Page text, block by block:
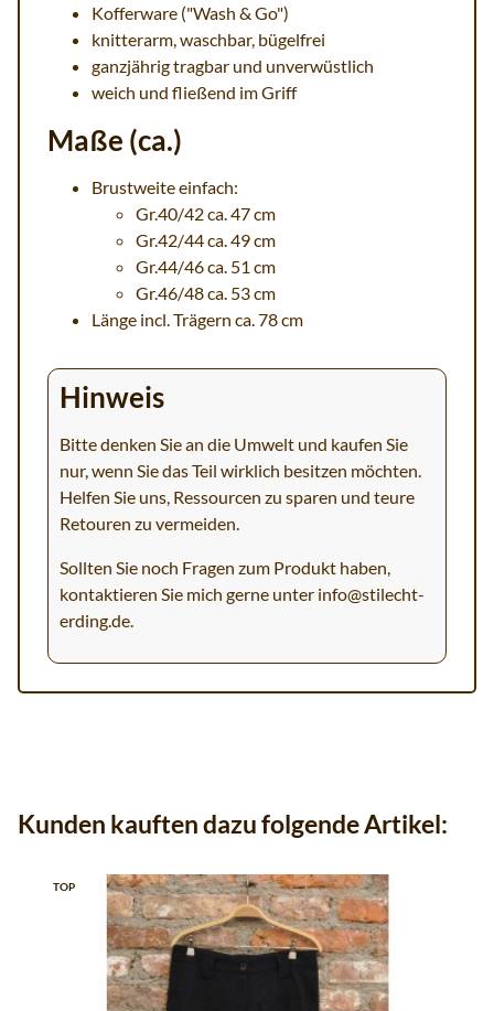
Kofferware ("Wash & Go")
knitterarm, waschbar, bügelfrei
ganzjährig tragbar und unverwüstlich
weich und fließend im Griff
Maße (ca.)
Brustweite einfach:
Gr.40/42 ca. 47 cm
Gr.42/44 ca. 49 cm
Gr.44/46 ca. 51 cm
Gr.46/48 ca. 53 cm
Länge incl. Trägern ca. 78 cm
Hinweis
Bitte denken Sie an die Umwelt und kaufen Sie
nur, wenn Sie das Teil wirklich besitzen möchten.
Helfen Sie uns, Ressourcen zu sparen und teure
Retouren zu vermeiden.
Sollten Sie noch Fragen zum Produkt haben,
kontaktieren Sie mich gerne unter info@stilecht-
erding.de.
Kunden kauften dazu folgende Artikel:
TOP